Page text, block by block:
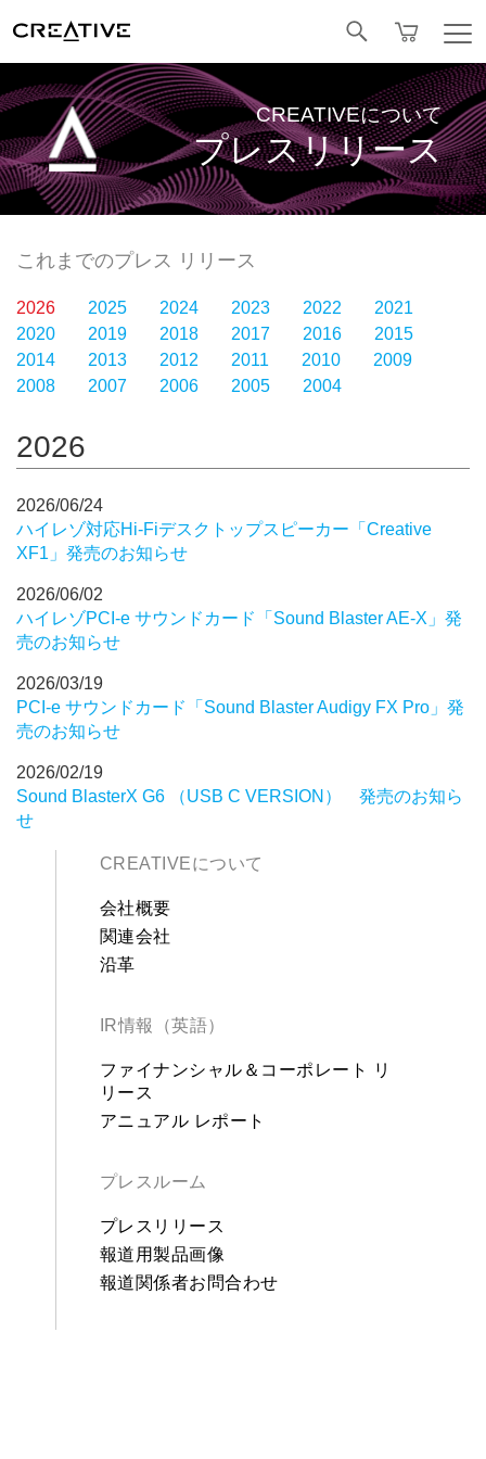
CREATIVEについて
プレスリリース
これまでのプレス リリース
2026 2025 2024 2023 2022
2021
2020
2019 2018 2017 2016
2015
2014
2013 2012 2011 2010
2009
2008
2007 2006 2005 2004
2026
2026/06/24
ハイレゾ対応Hi-Fiデスクトップスピーカー「Creative
XF1」発売のお知らせ
2026/06/02
ハイレゾPCI-e サウンドカード「Sound Blaster AE-X」発
売のお知らせ
2026/03/19
PCI-e サウンドカード「Sound Blaster Audigy FX Pro」発
売のお知らせ
2026/02/19
Sound BlasterX G6 （USB C VERSION） 発売のお知ら
せ
CREATIVEについて
会社概要
関連会社
沿革
IR情報（英語）
ファイナンシャル＆コーポレート リ
リース
アニュアル レポート
プレスルーム
プレスリリース
報道用製品画像
報道関係者お問合わせ
Facebook